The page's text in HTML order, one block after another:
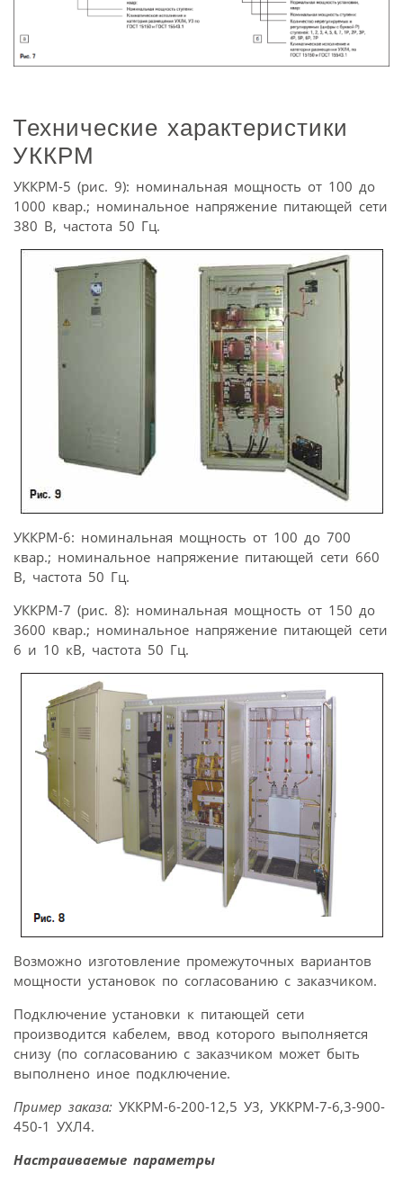
Технические характеристики
УККРМ
УККРМ-5 (рис. 9): номинальная мощность от 100 до
1000 квар.; номинальное напряжение питающей сети
380 В, частота 50 Гц.
УККРМ-6: номинальная мощность от 100 до 700
квар.; номинальное напряжение питающей сети 660
В, частота 50 Гц.
УККРМ-7 (рис. 8): номинальная мощность от 150 до
3600 квар.; номинальное напряжение питающей сети
6 и 10 кВ, частота 50 Гц.
Возможно изготовление промежуточных вариантов
мощности установок по согласованию с заказчиком.
Подключение установки к питающей сети
производится кабелем, ввод которого выполняется
снизу (по согласованию с заказчиком может быть
выполнено иное подключение.
Пример заказа: УККРМ-6-200-12,5 У3, УККРМ-7-6,3-900-
450-1 УХЛ4.
Настраиваемые параметры